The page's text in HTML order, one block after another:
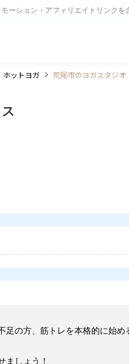
ーション・アフィリエイトリンクを
ホットヨガ 荒尾市のヨガスタジオ
の方、筋トレを本格的に始め
ましょう！